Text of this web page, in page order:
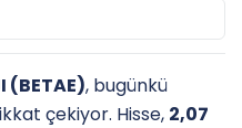
(BETAE), bugünkü
çekiyor. Hisse, 2,07